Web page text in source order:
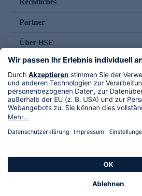
Rechtliches
Partner
Über HSE
Im TV
HSE International